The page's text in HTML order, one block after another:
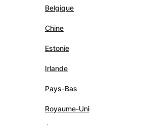
Belgique
Chine
Estonie
Irlande
Pays-Bas
Royaume-Uni